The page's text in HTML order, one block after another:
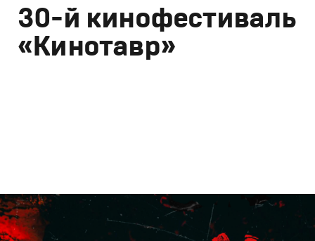
30-й кинофестиваль
«Кинотавр»
Брендинг Дизайн
Корпоративный брендинг Брендинг в кино,